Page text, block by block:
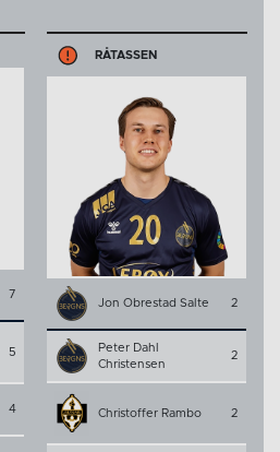
7
5
4
RÅTASSEN
Jon Obrestad Salte 2
Peter Dahl
Christensen
2
Christoffer Rambo 2